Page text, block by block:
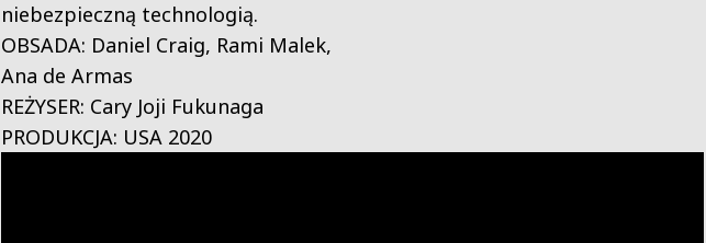
niebezpieczną technologią.
OBSADA: Daniel Craig, Rami Malek,
Ana de Armas
REŻYSER: Cary Joji Fukunaga
PRODUKCJA: USA 2020